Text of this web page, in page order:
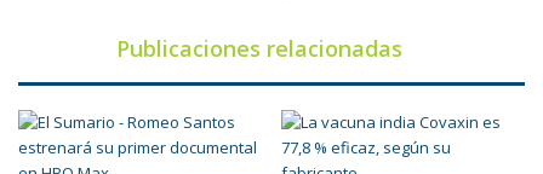
Publicaciones relacionadas